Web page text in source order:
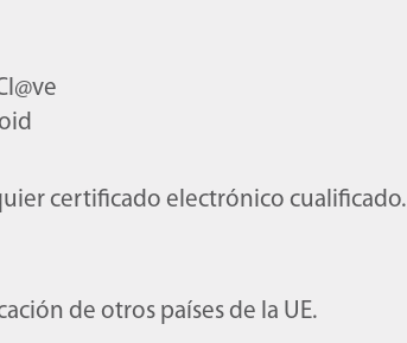
certificado electrónico cualificado.
de otros países de la UE.